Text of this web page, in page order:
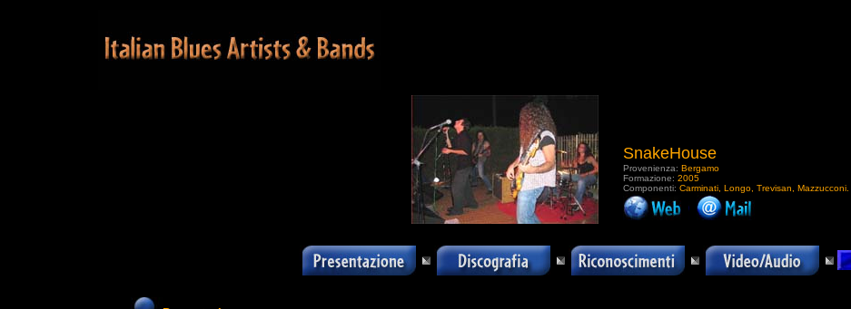
SnakeHouse
Provenienza: Bergamo
Formazione: 2005
Componenti: Carminati, Longo, Trevisan, Mazzucconi.